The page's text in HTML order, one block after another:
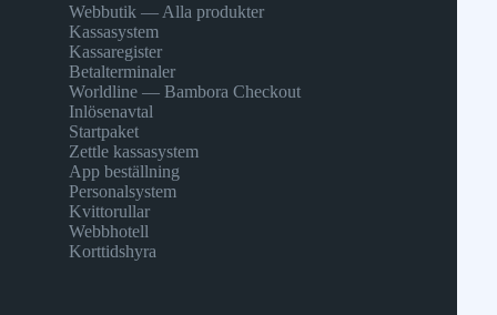
Webbutik — Alla produkter
Kassasystem
Kassaregister
Betalterminaler
Worldline — Bambora Checkout
Inlösenavtal
Startpaket
Zettle kassasystem
App beställning
Personalsystem
Kvittorullar
Webbhotell
Korttidshyra